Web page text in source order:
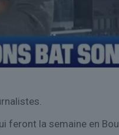
feront la semaine en